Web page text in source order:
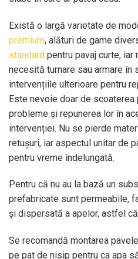
Există o largă varietate de
premium, alături de game
standard pentru pavaj curte,
necesită turnare sau armare în
intervențiile ulterioare pentru
Este nevoie doar de
probleme și repunerea lor în
intervenției. Nu se pierde
retușuri, iar aspectul unitar de
pentru vreme îndelungată.
Pentru că nu au la bază un
prefabricate sunt permeabile,
și dispersată a apelor, astfel
Se recomandă montarea
pe pat de nisip pentru ca apa